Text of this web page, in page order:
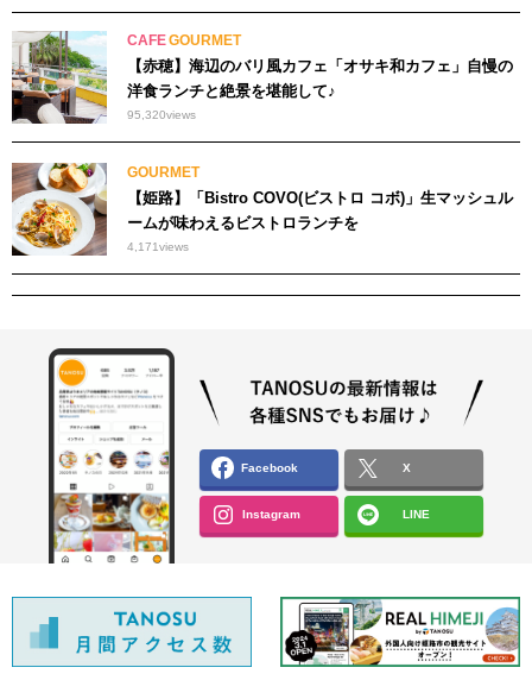
CAFEGOURMET
【赤穂】海辺のバリ風カフェ「オサキ和カフェ」自慢の
洋食ランチと絶景を堪能して♪
95,320views
GOURMET
【姫路】「Bistro COVO(ビストロ コボ)」生マッシュル
ームが味わえるビストロランチを
4,171views
Facebook X
Instagram LINE